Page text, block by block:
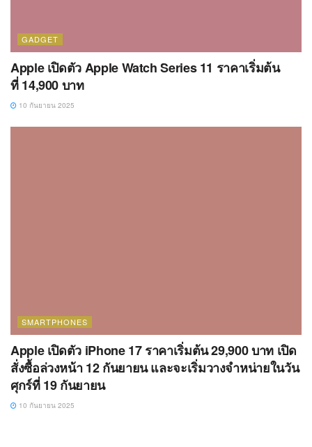
GADGET
Apple เปิดตัว Apple Watch Series 11 ราคาเริ่มต้น
ที่ 14,900 บาท
10 กันยายน 2025
SMARTPHONES
Apple เปิดตัว iPhone 17 ราคาเริ่มต้น 29,900 บาท เปิด
สั่งซื้อล่วงหน้า 12 กันยายน และจะเริ่มวางจำหน่ายในวัน
ศุกร์ที่ 19 กันยายน
10 กันยายน 2025